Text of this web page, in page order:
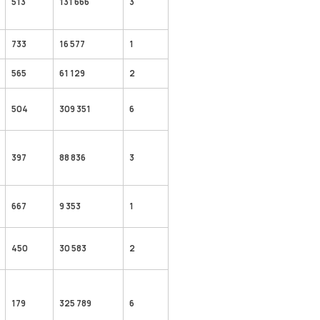
733 16 577 1
565 61 129 2
504 309 351 6
397 88 836 3
667 9 353 1
450 30 583 2
179 325 789 6